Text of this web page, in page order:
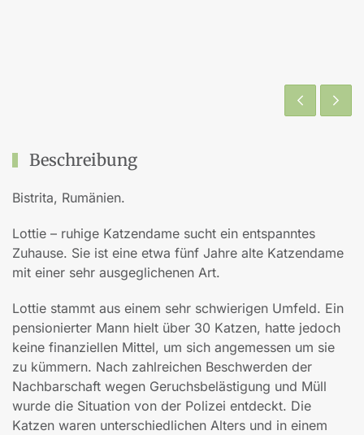
Beschreibung
Bistrita, Rumänien.
Lottie – ruhige Katzendame sucht ein entspanntes
Zuhause. Sie ist eine etwa fünf Jahre alte Katzendame
mit einer sehr ausgeglichenen Art.
Lottie stammt aus einem sehr schwierigen Umfeld. Ein
pensionierter Mann hielt über 30 Katzen, hatte jedoch
keine finanziellen Mittel, um sich angemessen um sie
zu kümmern. Nach zahlreichen Beschwerden der
Nachbarschaft wegen Geruchsbelästigung und Müll
wurde die Situation von der Polizei entdeckt. Die
Katzen waren unterschiedlichen Alters und in einem